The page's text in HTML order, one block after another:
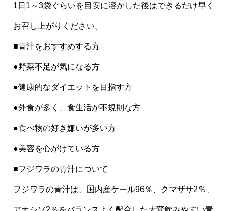
1日1～3袋ぐらいを目安に溶かした後はできるだけ早く
お召し上がりください。
■青汁をおすすめする方
●野菜不足が気になる方
●健康的なダイエットを目指す方
●外食が多く、食生活が不規則な方
●食べ物の好き嫌いが多い方
●美容を心がけている方
■フジワラの青汁について
フジワラの青汁は、国内産ケール96％、クマザサ2％、